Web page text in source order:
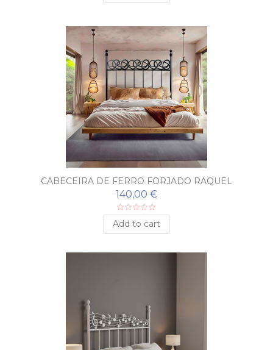
CABECEIRA DE FERRO FORJADO RAQUEL
140,00 €
Add to cart